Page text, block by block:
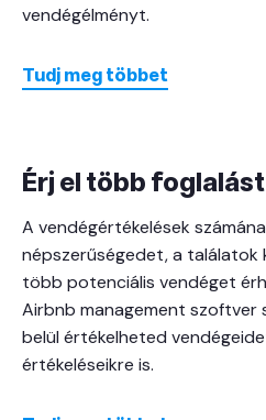
vendégélményt.
Tudj meg többet
Érj el több foglalást
A vendégértékelések
népszerűségedet, a találatok
több potenciális vendéget
Airbnb management szoftver
belül értékelheted
értékeléseikre is.